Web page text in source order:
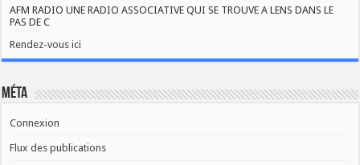
AFM RADIO UNE RADIO ASSOCIATIVE QUI SE TROUVE A LENS DANS LE
PAS DE C
Rendez-vous ici
Méta
Connexion
Flux des publications